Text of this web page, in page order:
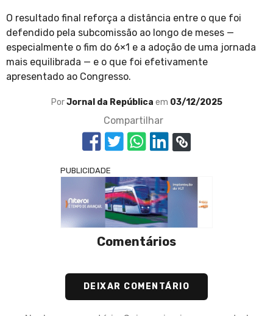
O resultado final reforça a distância entre o que foi
defendido pela subcomissão ao longo de meses —
especialmente o fim do 6×1 e a adoção de uma jornada
mais equilibrada — e o que foi efetivamente
apresentado ao Congresso.
PorJornal da República em 03/12/2025
Compartilhar
PUBLICIDADE
Comentários
DEIXAR COMENTÁRIO